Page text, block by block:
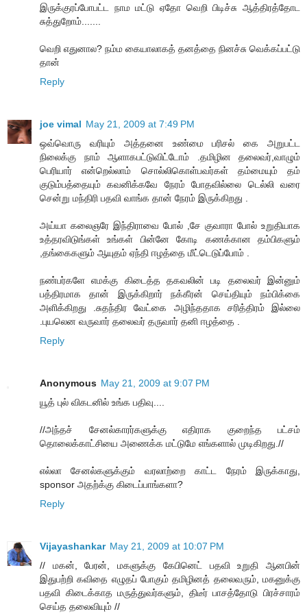
இருக்குரப்போபட்ட நாம மட்டு ஏதோ வெறி பிடிச்சு ஆத்திரத்தோட
சுத்துறோம்.......
வெறி எதுனால? நம்ம கையாலாகத் தனத்தை நினச்சு வெக்கப்பட்டு
தான்
Reply
joe vimal May 21, 2009 at 7:49 PM
ஒவ்வொரு வரியும் அத்தனை உண்மை பரிசல் கை அறுபட்ட
நிலைக்கு நாம் ஆளாகபட்டுவிட்டோம் .தமிழின தலைவர்,வாழும்
பெரியார் என்றெல்லாம் சொல்லிகொள்பவர்கள் தம்மையும் தம்
குடும்பத்தையும் கவனிக்கவே நேரம் போதவில்லை டெல்லி வரை
சென்று மந்திரி பதவி வாங்க தான் நேரம் இருக்கிறது .
அய்யா கலைஞரே இந்திராவை போல் ,சே குவாரா போல் உறுதியாக
உத்தரவிடுங்கள் உங்கள் பின்னே கோடி கணக்கான தம்பிகளும்
,தங்கைகளும் ஆயுதம் ஏந்தி ஈழத்தை மீட்டெடுப்போம் .
நண்பர்களே எமக்கு கிடைத்த தகவலின் படி தலைவர் இன்னும்
பத்திரமாக தான் இருக்கிறார் நக்கீரன் செய்தியும் நம்பிக்கை
அளிக்கிறது .சுதந்திர வேட்கை அழிந்ததாக சரித்திரம் இல்லை
.புயலென வருவார் தலைவர் தருவார் தனி ஈழத்தை .
Reply
Anonymous May 21, 2009 at 9:07 PM
யூத் புல் விகடனில் உங்க பதிவு....
//அந்தச் சேனல்காரர்களுக்கு எதிராக குறைந்த பட்சம்
தொலைக்காட்சியை அணைக்க மட்டுமே எங்களால் முடிகிறது.//
எல்லா சேனல்களுக்கும் வரலாற்றை காட்ட நேரம் இருக்காது,
sponsor அதற்க்கு கிடைப்பாங்களா?
Reply
Vijayashankar May 21, 2009 at 10:07 PM
// மகன், பேரன், மகளுக்கு கேபினெட் பதவி உறுதி ஆனபின்
இதுபற்றி கவிதை எழுதப் போகும் தமிழினத் தலைவரும், மகனுக்கு
பதவி கிடைக்காத மருத்துவர்களும், திடீர் பாசத்தோடு பிரச்சாரம்
செய்த தலைவியும் //